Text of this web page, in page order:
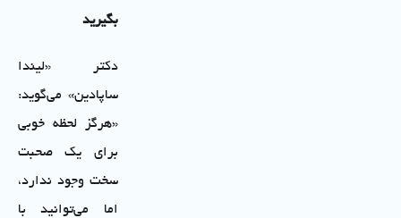
بگیرید
دکتر «لیندا
ساپادین» می‌گوید:
«هرگز لحظه خوبی
برای یک صحبت
سخت وجود ندارد،
اما می‌توانید با